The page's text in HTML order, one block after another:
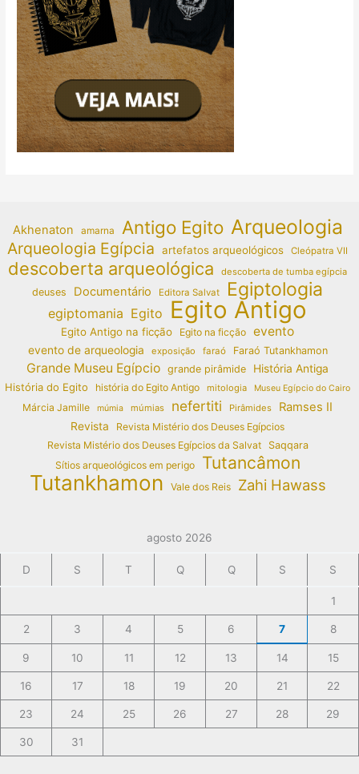
Akhenaton amarna Antigo Egito Arqueologia
Arqueologia Egípcia artefatos arqueológicos Cleópatra VII
descoberta arqueológica descoberta de tumba egípcia
deuses Documentário Editora Salvat Egiptologia
egiptomania Egito Egito Antigo
Egito Antigo na ficção Egito na ficção evento
evento de arqueologia exposição faraó Faraó Tutankhamon
Grande Museu Egípcio grande pirâmide
História Antiga
História do Egito
história do Egito Antigo mitologia Museu Egípcio do Cairo
Márcia Jamille múmia múmias nefertiti Pirâmides Ramses II
Revista
Revista Mistério dos Deuses Egípcios
Revista Mistério dos Deuses Egípcios da Salvat
Saqqara
Sítios arqueológicos em perigo
Tutancâmon
Tutankhamon Vale dos Reis Zahi Hawass
agosto 2026
D S T Q Q S S
1
2 3 4 5 6 7 8
9 10 11 12 13 14 15
16 17 18 19 20 21 22
23 24 25 26 27 28 29
30 31